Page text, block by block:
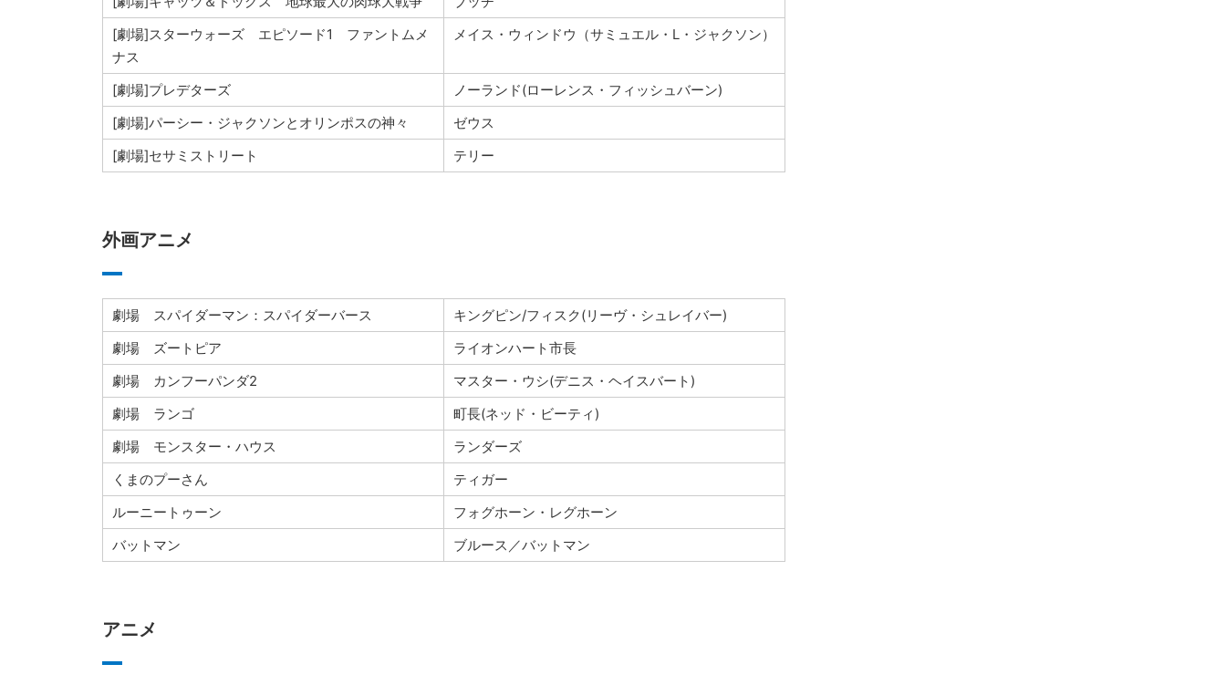
[劇場]スターウォーズ エピソード1 ファントムメ
ナス
メイス・ウィンドウ（サミュエル・L・ジャクソン）
[劇場]プレデターズ
ノーランド(ローレンス・フィッシュバーン)
[劇場]パーシー・ジャクソンとオリンポスの神々
ゼウス
[劇場]セサミストリート
テリー
外画アニメ
劇場 スパイダーマン：スパイダーバース
キングピン/フィスク(リーヴ・シュレイバー)
劇場 ズートピア
ライオンハート市長
劇場 カンフーパンダ2
マスター・ウシ(デニス・ヘイスバート)
劇場 ランゴ
町長(ネッド・ビーティ)
劇場 モンスター・ハウス
ランダーズ
くまのプーさん
ティガー
ルーニートゥーン
フォグホーン・レグホーン
バットマン
ブルース／バットマン
アニメ